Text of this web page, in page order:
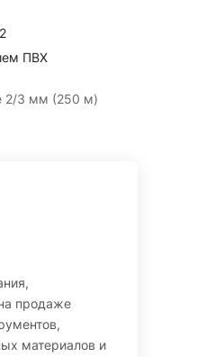
2
ПВХ
2/3 мм (250 м)
продаже
материалов и